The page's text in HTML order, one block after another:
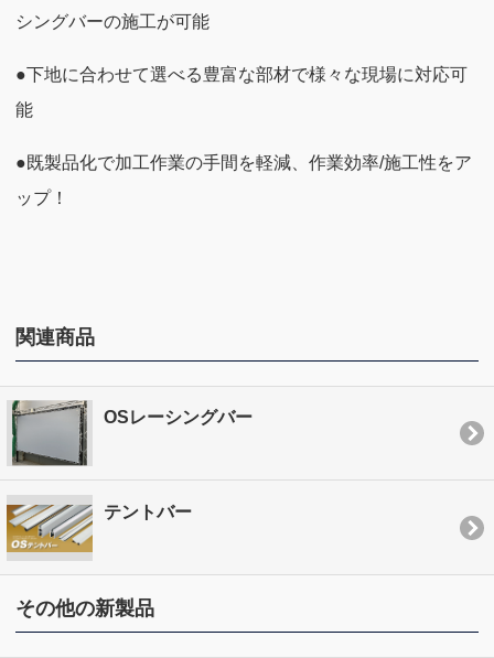
シングバーの施工が可能
●下地に合わせて選べる豊富な部材で様々な現場に対応可
能
●既製品化で加工作業の手間を軽減、作業効率/施工性をア
ップ！
関連商品
OSレーシングバー
テントバー
その他の新製品